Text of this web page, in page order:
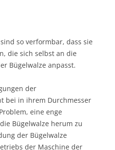
so verformbar, dass sie
die sich selbst an die
Bügelwalze anpasst.
der
bei in ihrem Durchmesser
eine enge
Bügelwalze herum zu
der Bügelwalze
der Maschine der